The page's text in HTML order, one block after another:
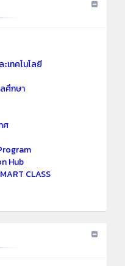
เทคโนโลยี
ศึกษา
ศ
Hub
CLASS